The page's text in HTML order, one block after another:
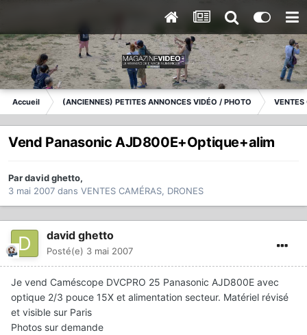
Accueil (ANCIENNES) PETITES ANNONCES VIDÉO / PHOTO VENTES
Vend Panasonic AJD800E+Optique+alim
Pardavid ghetto,
3 mai 2007 dans VENTES CAMÉRAS, DRONES
david ghetto
Posté(e) 3 mai 2007
Je vend Caméscope DVCPRO 25 Panasonic AJD800E avec
optique 2/3 pouce 15X et alimentation secteur. Matériel révisé
et visible sur Paris
Photos sur demande